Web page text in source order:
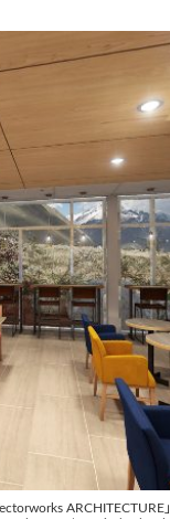
ARCHITECTURE